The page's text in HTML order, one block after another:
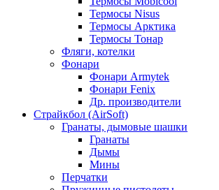
Термосы Nisus
Термосы Арктика
Термосы Тонар
Фляги, котелки
Фонари
Фонари Armytek
Фонари Fenix
Др. производители
Страйкбол (AirSoft)
Гранаты, дымовые шашки
Гранаты
Дымы
Мины
Перчатки